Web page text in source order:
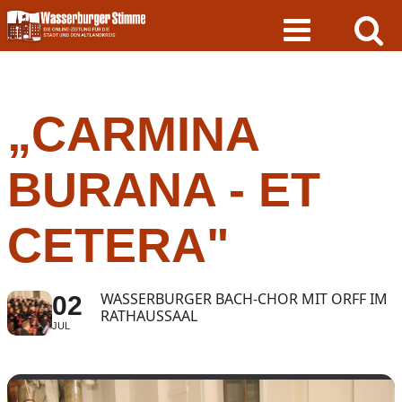
Skip
to
content
„CARMINA
BURANA - ET
CETERA"
02
JUL
WASSERBURGER BACH-CHOR MIT ORFF IM
RATHAUSSAAL